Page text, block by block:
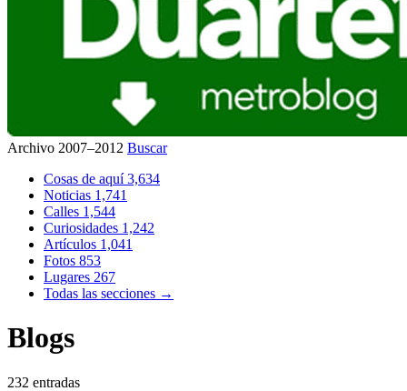
Archivo 2007–2012 Buscar
Cosas de aquí3,634
Noticias 1,741
Calles 1,544
Curiosidades 1,242
Artículos 1,041
Fotos 853
Lugares 267
Todas las secciones →
Blogs
232 entradas